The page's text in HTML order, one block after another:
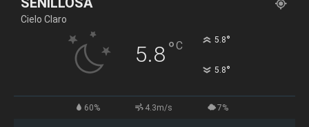
Cielo Claro
5.8°C 5.8°
5.8°
60% 4.3m/s 7%